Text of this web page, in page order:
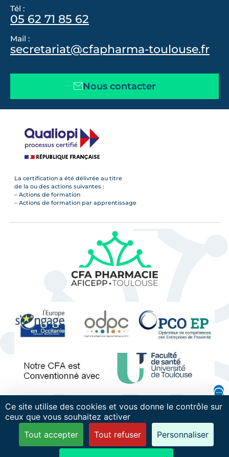
Tél :
05 62 71 85 62
Mail :
secretariat@cfapharma-toulouse.fr
Nous contacter
La certification a été délivrée au titre
de la ou des actions suivantes :
– Actions de formation
– Actions de formation par apprentissage
Mentions légales
Politique de confidentialité
Recrutement
Plan du site
Ce site utilise des cookies et vous donne le contrôle sur
ceux que vous souhaitez activer
Tout accepter
Tout refuser Personnaliser